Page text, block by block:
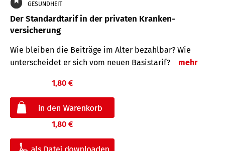
GESUNDHEIT
Der Standard­tarif in der privaten Kranken­
versicherung
Wie bleiben die Beiträge im Alter bezahlbar? Wie
unterscheidet er sich vom neuen Basistarif?
mehr
1,80 €
1,80 €